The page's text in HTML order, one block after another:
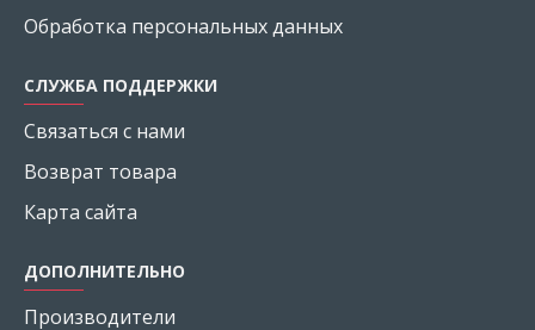
Обработка персональных данных
СЛУЖБА ПОДДЕРЖКИ
Связаться с нами
Возврат товара
Карта сайта
ДОПОЛНИТЕЛЬНО
Производители